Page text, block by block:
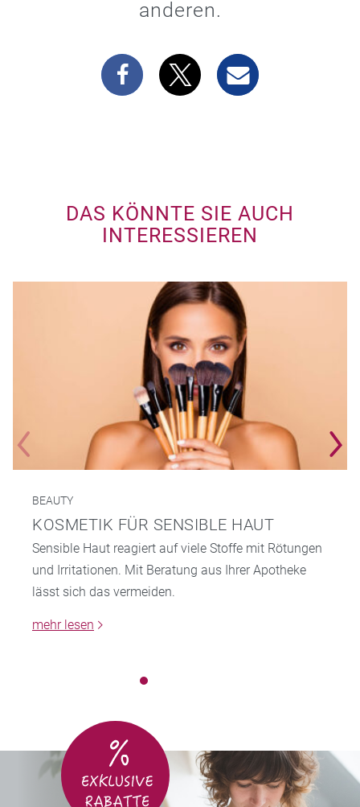
anderen.
DAS KÖNNTE SIE AUCH
INTERESSIEREN
BEAUTY
KOSMETIK FÜR SENSIBLE HAUT
Sensible Haut reagiert auf viele Stoffe mit Rötungen
und Irritationen. Mit Beratung aus Ihrer Apotheke
lässt sich das vermeiden.
mehr lesen